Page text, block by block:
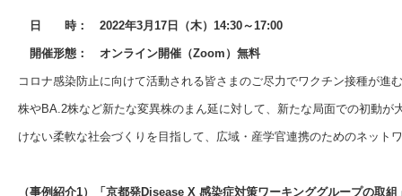
日 時： 2022年3月17日（木）14:30～17:00
開催形態： オンライン開催（Zoom）無料
コロナ感染防止に向けて活動される皆さまのご尽力でワクチン接種が進
株やBA.2株など新たな変異株のまん延に対して、新たな局面での初動
けない柔軟な社会づくりを目指して、広域・産学官連携のためのネット
（事例紹介1）「京都発Disease X 感染症対策ワーキンググループの取組